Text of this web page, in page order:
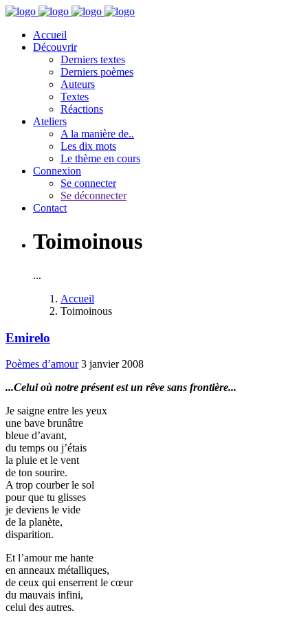
Accueil
Découvrir
Derniers textes
Derniers poèmes
Auteurs
Textes
Réactions
Ateliers
A la manière de..
Les dix mots
Le thème en cours
Connexion
Se connecter
Se déconnecter
Contact
Toimoinous
...
Accueil
Toimoinous
Emirelo
Poèmes d’amour 3 janvier 2008
...Celui où notre présent est un rêve sans frontière...
Je saigne entre les yeux
une bave brunâtre
bleue d’avant,
du temps ou j’étais
la pluie et le vent
de ton sourire.
A trop courber le sol
pour que tu glisses
je deviens le vide
de la planète,
disparition.
Et l’amour me hante
en anneaux métalliques,
de ceux qui enserrent le cœur
du mauvais infini,
celui des autres.